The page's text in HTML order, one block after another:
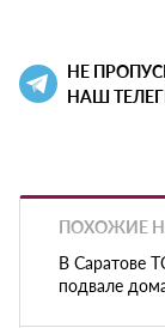
НЕ
НАШ
ПОХОЖИЕ
В Саратове
подвале